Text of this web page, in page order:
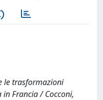
le trasformazioni
Francia / Cocconi,